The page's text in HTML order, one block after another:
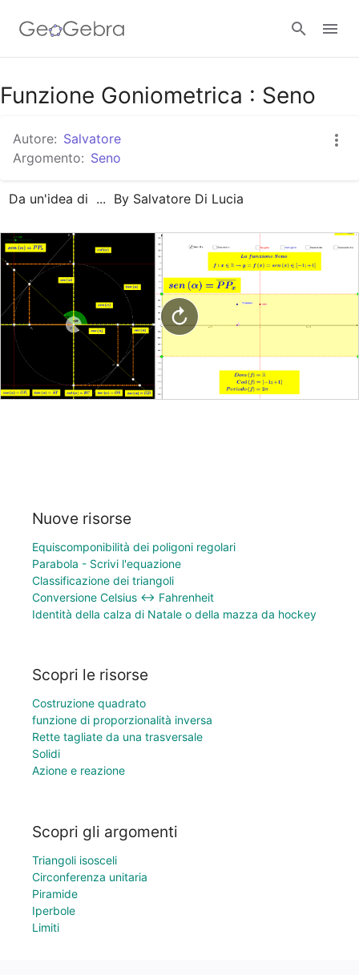
Google Classroom
GeoGebra Classroom
Accedi
Funzione Goniometrica : Seno
Autore: Salvatore
Argomento: Seno
Da un'idea di  ...  By Salvatore Di Lucia
Nuove risorse
Equiscomponibilità dei poligoni regolari
Parabola - Scrivi l'equazione
Classificazione dei triangoli
Conversione Celsius ↔ Fahrenheit
Identità della calza di Natale o della mazza da hockey
Scopri le risorse
Costruzione quadrato
funzione di proporzionalità inversa
Rette tagliate da una trasversale
Solidi
Azione e reazione
Scopri gli argomenti
Triangoli isosceli
Circonferenza unitaria
Piramide
Iperbole
Limiti